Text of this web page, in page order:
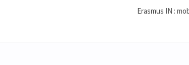
Erasmus IN :